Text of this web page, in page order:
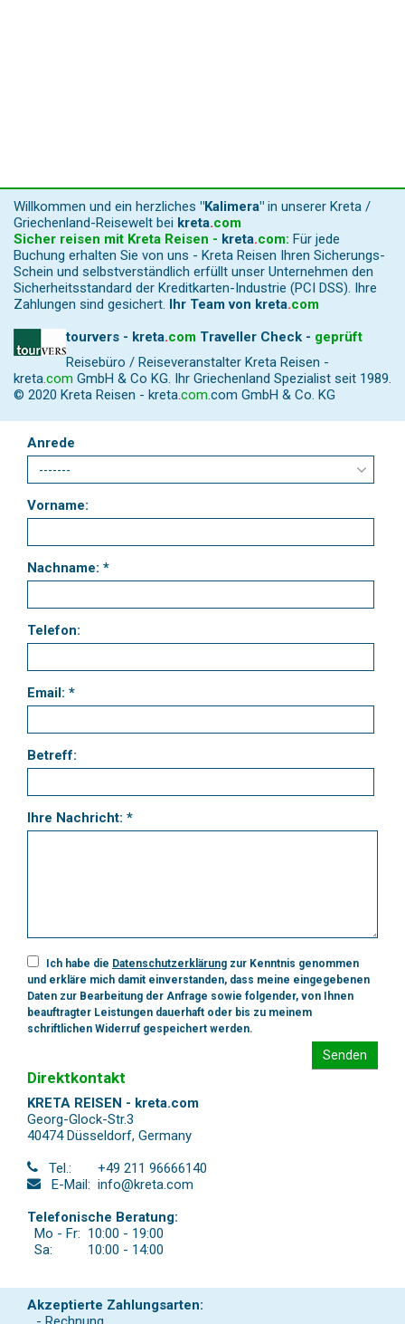
Willkommen und ein herzliches "Kalimera" in unserer Kreta /
Griechenland-Reisewelt bei kreta.com
Sicher reisen mit Kreta Reisen - kreta.com: Für jede
Buchung erhalten Sie von uns - Kreta Reisen Ihren Sicherungs-
Schein und selbstverständlich erfüllt unser Unternehmen den
Sicherheitsstandard der Kreditkarten-Industrie (PCI DSS). Ihre
Zahlungen sind gesichert. Ihr Team von kreta.com
tourvers - kreta.com Traveller Check - geprüft
Reisebüro / Reiseveranstalter Kreta Reisen -
kreta.com GmbH & Co KG. Ihr Griechenland Spezialist seit 1989.
© 2020 Kreta Reisen - kreta.com.com GmbH & Co. KG
Anrede
Vorname:
Nachname: *
Telefon:
Email: *
Betreff:
Ihre Nachricht: *
Ich habe die Datenschutzerklärung zur Kenntnis genommen
und erkläre mich damit einverstanden, dass meine eingegebenen
Daten zur Bearbeitung der Anfrage sowie folgender, von Ihnen
beauftragter Leistungen dauerhaft oder bis zu meinem
schriftlichen Widerruf gespeichert werden.
Senden
Direktkontakt
KRETA REISEN - kreta.com
Georg-Glock-Str.3
40474 Düsseldorf, Germany
Tel.:
+49 211 96666140
E-Mail: info@kreta.com
Telefonische Beratung:
Mo - Fr: 10:00 - 19:00
Sa:
10:00 - 14:00
Akzeptierte Zahlungsarten: